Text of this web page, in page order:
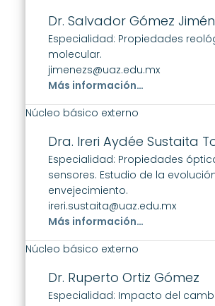
Dr. Salvador Gómez
Especialidad: Propiedades
molecular.
jimenezs@uaz.edu.mx
Más información…
Núcleo básico externo
Dra. Ireri Aydée Sustaita
Especialidad: Propiedades
sensores. Estudio de la
envejecimiento.
ireri.sustaita@uaz.edu.mx
Más información…
Núcleo básico externo
Dr. Ruperto Ortiz Gómez
Especialidad: Impacto del